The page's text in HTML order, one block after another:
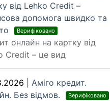
від Lehko Сredit –
допомога швидко та
Верифіковано
онлайн на картку від
Credit – це вид
Аміго кредит.
Без відмов.
Верифіковано